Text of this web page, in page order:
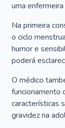
uma
Na primeira
o ciclo
humor e
poderá
O médico
funcionamento
características
gravidez na